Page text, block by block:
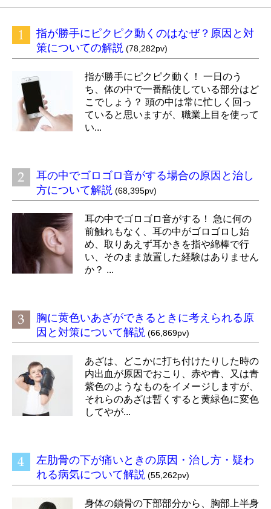
指が勝手にピクピク動くのはなぜ？原因と対
策についての解説 (78,282pv)
指が勝手にピクピク動く！ 一日のう
ち、体の中で一番酷使している部分はど
こでしょう？ 頭の中は常に忙しく回っ
ていると思いますが、職業上目を使って
い...
耳の中でゴロゴロ音がする場合の原因と治し
方について解説 (68,395pv)
耳の中でゴロゴロ音がする！ 急に何の
前触れもなく、耳の中がゴロゴロし始
め、取りあえず耳かきを指や綿棒で行
い、そのまま放置した経験はありません
か？ ...
胸に黄色いあざができるときに考えられる原
因と対策について解説 (66,869pv)
あざは、どこかに打ち付けたりした時の
内出血が原因でおこり、赤や青、又は青
紫色のようなものをイメージしますが、
それらのあざは暫くすると黄緑色に変色
してやが...
左肋骨の下が痛いときの原因・治し方・疑わ
れる病気について解説 (55,262pv)
身体の鎖骨の下部部分から、胸部上半身